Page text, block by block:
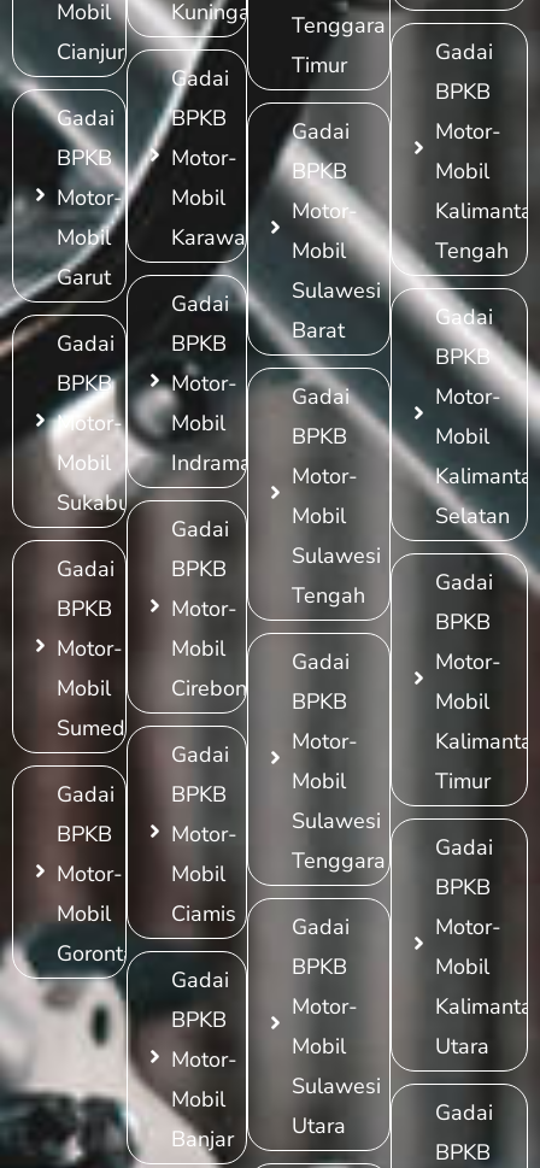
Mobil
Cianjur
Gadai
BPKB
Motor-
Mobil
Garut
Gadai
BPKB
Motor-
Mobil
Sukabumi
Gadai
BPKB
Motor-
Mobil
Sumedang
Gadai
BPKB
Motor-
Mobil
Gorontalo
Kuningan
Gadai
BPKB
Motor-
Mobil
Karawang
Gadai
BPKB
Motor-
Mobil
Indramayu
Gadai
BPKB
Motor-
Mobil
Cirebon
Gadai
BPKB
Motor-
Mobil
Ciamis
Gadai
BPKB
Motor-
Mobil
Banjar
Tenggara
Timur
Gadai
BPKB
Motor-
Mobil
Sulawesi
Barat
Gadai
BPKB
Motor-
Mobil
Sulawesi
Tengah
Gadai
BPKB
Motor-
Mobil
Sulawesi
Tenggara
Gadai
BPKB
Motor-
Mobil
Sulawesi
Utara
Gadai
BPKB
Motor-
Mobil
Tengah
Gadai
BPKB
Motor-
Mobil
Selatan
Gadai
BPKB
Motor-
Mobil
Timur
Gadai
BPKB
Motor-
Mobil
Utara
Gadai
BPKB